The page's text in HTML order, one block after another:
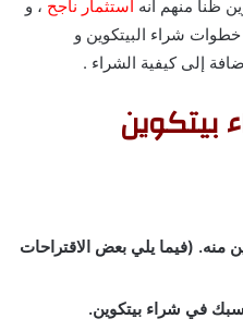
ظناً منهم أنه استثمار ناجح ، و
شراء البيتكوين و
إلى كيفية الشراء .
منه. (فيما يلي بعض الاقتراحات
في شراء بيتكوين.